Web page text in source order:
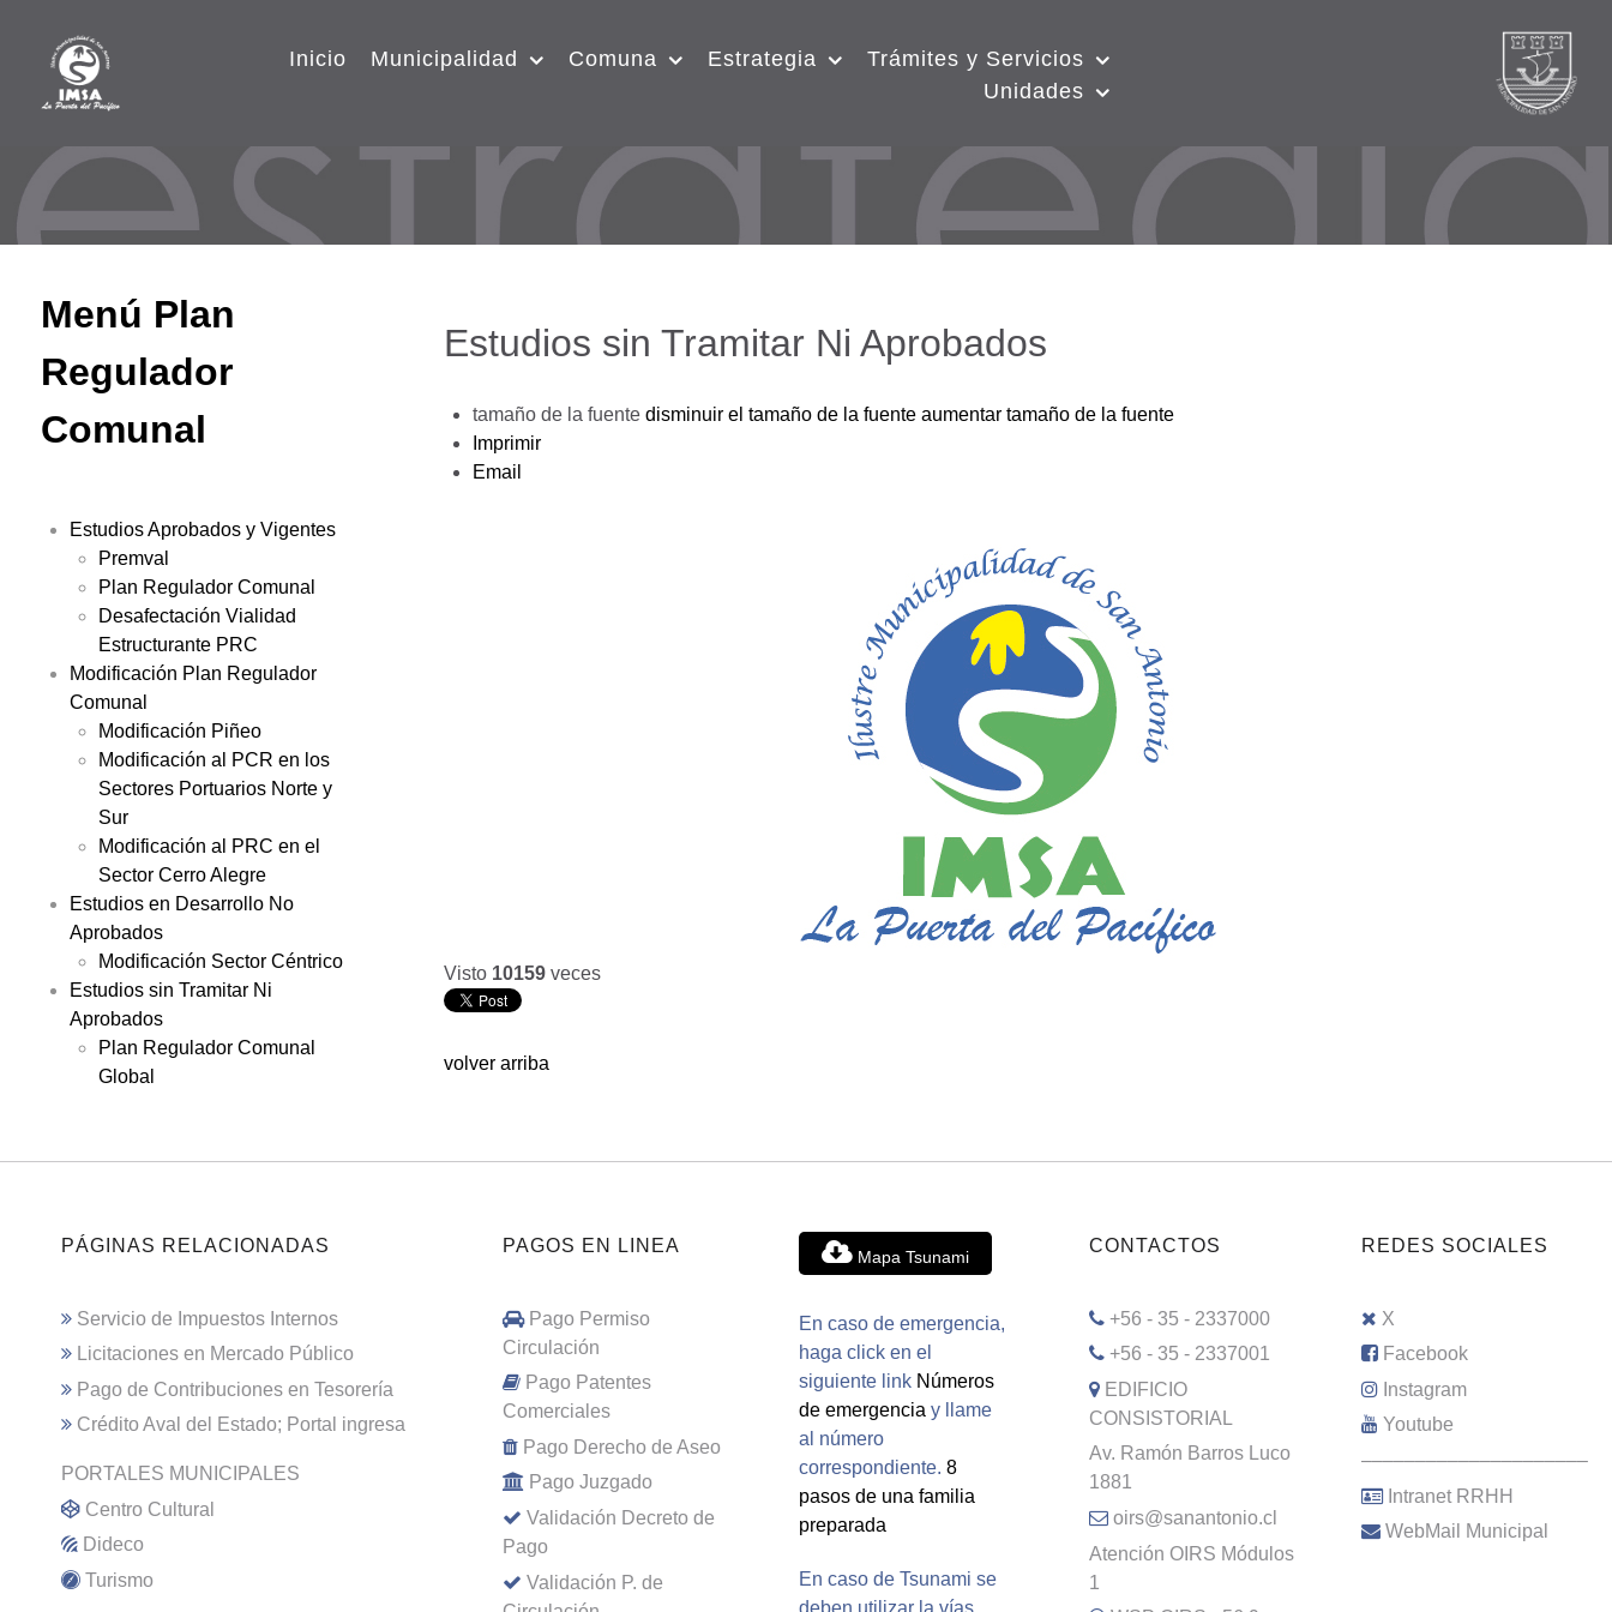
Inicio Municipalidad Comuna Estrategia
Trámites y Servicios
Unidades
Menú Plan
Regulador
Comunal
Estudios Aprobados y Vigentes
Premval
Plan Regulador Comunal
Desafectación Vialidad
Estructurante PRC
Modificación Plan Regulador
Comunal
Modificación Piñeo
Modificación al PCR en los
Sectores Portuarios Norte y
Sur
Modificación al PRC en el
Sector Cerro Alegre
Estudios en Desarrollo No
Aprobados
Modificación Sector Céntrico
Estudios sin Tramitar Ni
Aprobados
Plan Regulador Comunal
Global
Estudios sin Tramitar Ni Aprobados
tamaño de la fuente disminuir el tamaño de la fuente aumentar tamaño de la fuente
Imprimir
Email
Visto 10159 veces
volver arriba
PÁGINAS RELACIONADAS
Servicio de Impuestos Internos
Licitaciones en Mercado Público
Pago de Contribuciones en Tesorería
Crédito Aval del Estado; Portal ingresa
PORTALES MUNICIPALES
Centro Cultural
Dideco
Turismo
PAGOS EN LINEA
Pago Permiso
Circulación
Pago Patentes
Comerciales
Pago Derecho de Aseo
Pago Juzgado
Validación Decreto de
Pago
Validación P. de
Mapa Tsunami
En caso de emergencia,
haga click en el
siguiente link Números
de emergencia y llame
al número
correspondiente. 8
pasos de una familia
preparada
En caso de Tsunami se
deben utilizar la vías
CONTACTOS
+56 - 35 - 2337000
+56 - 35 - 2337001
EDIFICIO
CONSISTORIAL
Av. Ramón Barros Luco
1881
oirs@sanantonio.cl
Atención OIRS Módulos
1
REDES SOCIALES
X
Facebook
Instagram
Youtube
–––––––––––––––––––––
Intranet RRHH
WebMail Municipal